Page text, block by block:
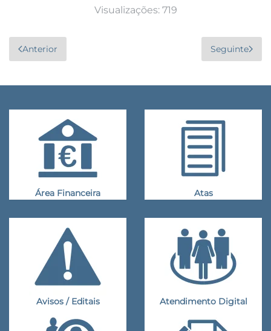
Visualizações: 719
Anterior Seguinte
Área Financeira Atas
Avisos / Editais Atendimento Digital